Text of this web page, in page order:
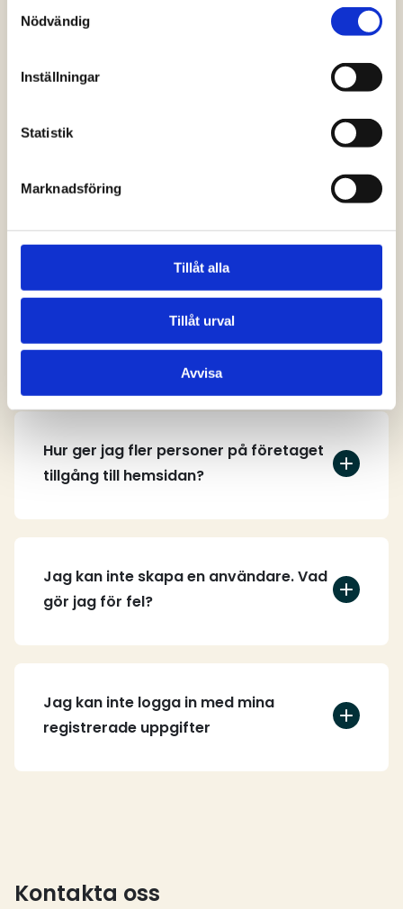
Nödvändig
Inställningar
Statistik
Marknadsföring
Tillåt alla
Tillåt urval
Avvisa
Vanliga frågor och
hemsidan?
Hur skapar jag ett användarkonto?
Hur ger jag fler personer på företaget
tillgång till hemsidan?
Jag kan inte skapa en användare. Vad
gör jag för fel?
Jag kan inte logga in med mina
registrerade uppgifter
Kontakta oss